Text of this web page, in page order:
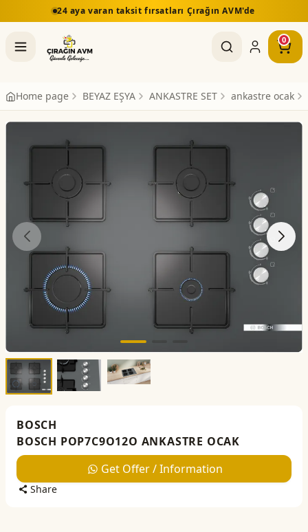
24 aya varan taksit fırsatları Çırağın AVM'de
0
Home page BEYAZ EŞYA ANKASTRE SET ankastre ocak
BOSCH
BOSCH POP7C9O12O ANKASTRE OCAK
Get Offer / Information
Share